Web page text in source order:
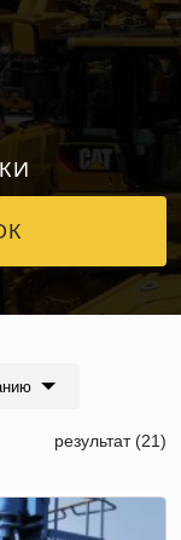
результат (21)